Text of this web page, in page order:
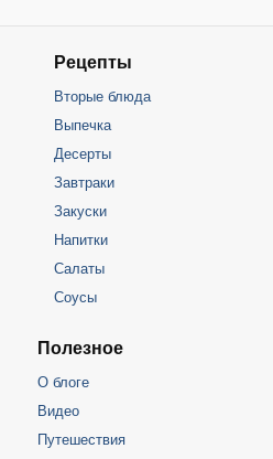
Рецепты
Вторые блюда
Выпечка
Десерты
Завтраки
Закуски
Напитки
Салаты
Соусы
Полезное
О блоге
Видео
Путешествия